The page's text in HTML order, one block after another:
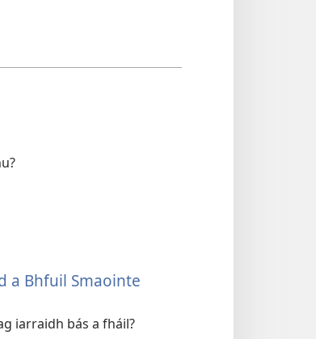
a Bhfuil Smaointe
iarraidh bás a fháil?